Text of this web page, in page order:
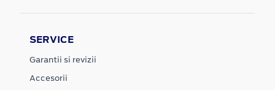
SERVICE
Garantii si revizii
Accesorii